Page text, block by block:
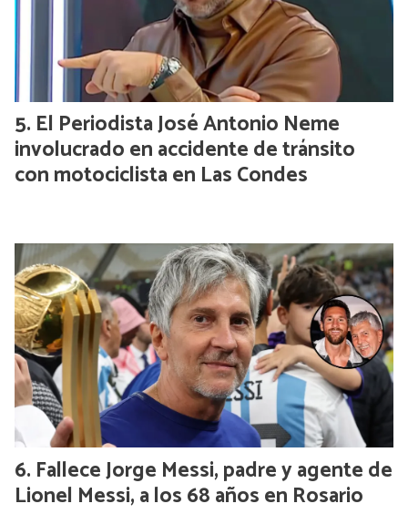
El Periodista José Antonio Neme
involucrado en accidente de tránsito
con motociclista en Las Condes
Fallece Jorge Messi, padre y agente de
Lionel Messi, a los 68 años en Rosario